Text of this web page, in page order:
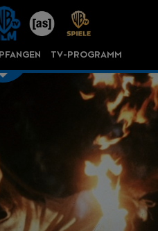
TV-PROGRAMM